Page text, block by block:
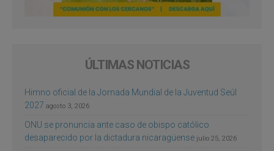
ÚLTIMAS NOTICIAS
Himno oficial de la Jornada Mundial de la Juventud Seúl
2027 agosto 3, 2026
ONU se pronuncia ante caso de obispo católico
desaparecido por la dictadura nicaragüense julio 25, 2026